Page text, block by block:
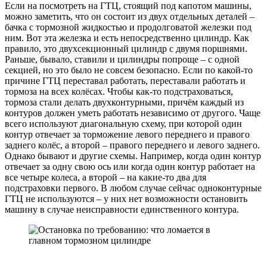
Если на посмотреть на ГТЦ, стоящий под капотом машины,
можно заметить, что он состоит из двух отдельных деталей –
бачка с тормозной жидкостью и продолговатой железки под
ним. Вот эта железка и есть непосредственно цилиндр. Как
правило, это двухсекционный цилиндр с двумя поршнями.
Раньше, бывало, ставили и цилиндры попроще – с одной
секцией, но это было не совсем безопасно. Если по какой-то
причине ГТЦ переставал работать, переставали работать и
тормоза на всех колёсах. Чтобы как-то подстраховаться,
тормоза стали делать двухконтурными, причём каждый из
контуров должен уметь работать независимо от другого. Чаще
всего используют диагональную схему, при которой один
контур отвечает за торможение левого переднего и правого
заднего колёс, а второй – правого переднего и левого заднего.
Однако бывают и другие схемы. Например, когда один контур
отвечает за одну свою ось или когда один контур работает на
все четыре колеса, а второй – на какие-то два для
подстраховки первого. В любом случае сейчас одноконтурные
ГТЦ не используются – у них нет возможности остановить
машину в случае неисправности единственного контура.